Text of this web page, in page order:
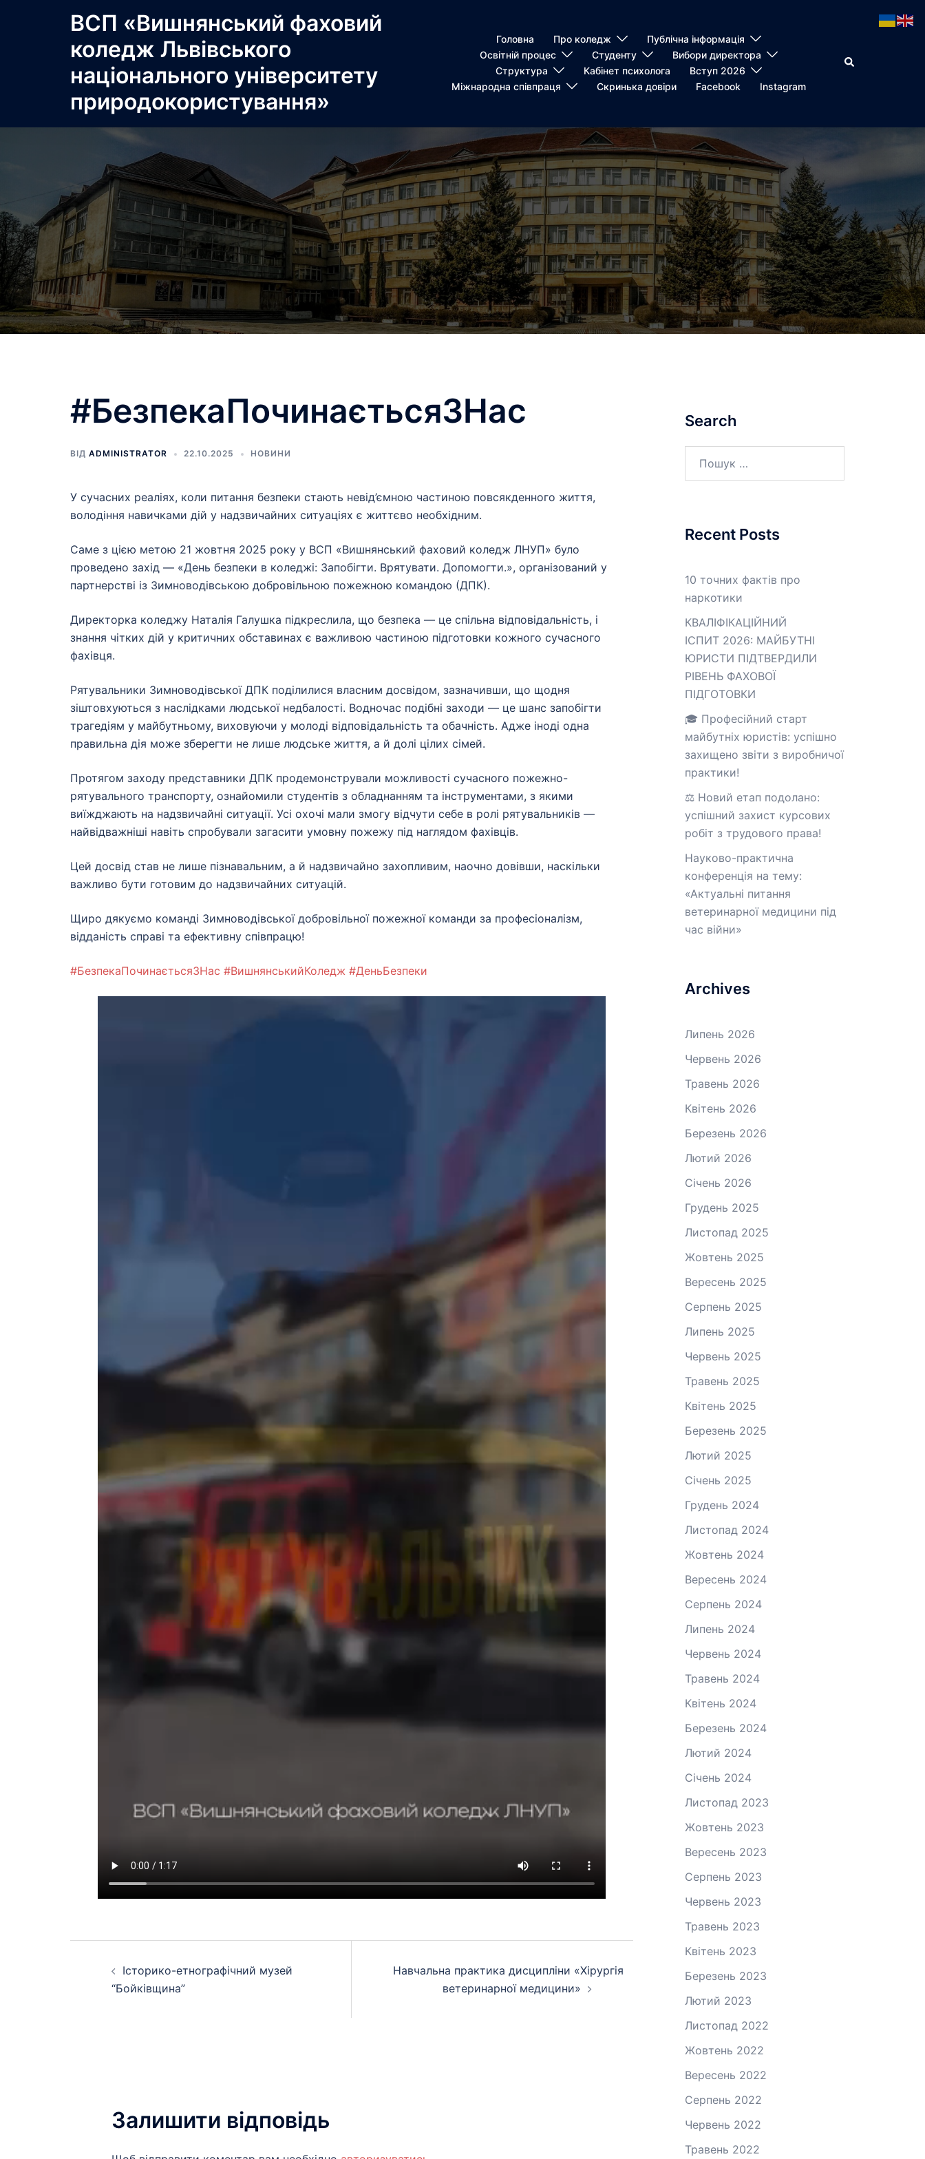
ВСП «Вишнянський фаховий
коледж Львівського
національного університету
природокористування»
Головна Про коледж
Публічна інформація
Освітній процес
Студенту
Вибори директора
Структура
Кабінет психолога
Вступ 2026
Міжнародна співпраця
Скринька довіри Facebook Instagram
Пошук
#БезпекаПочинаєтьсяЗНас
ВІД ADMINISTRATOR 22.10.2025 НОВИНИ
У сучасних реаліях, коли питання безпеки стають невід’ємною частиною повсякденного життя,
володіння навичками дій у надзвичайних ситуаціях є життєво необхідним.
Саме з цією метою 21 жовтня 2025 року у ВСП «Вишнянський фаховий коледж ЛНУП» було
проведено захід — «День безпеки в коледжі: Запобігти. Врятувати. Допомогти.», організований у
партнерстві із Зимноводівською добровільною пожежною командою (ДПК).
Директорка коледжу Наталія Галушка підкреслила, що безпека — це спільна відповідальність, і
знання чітких дій у критичних обставинах є важливою частиною підготовки кожного сучасного
фахівця.
Рятувальники Зимноводівської ДПК поділилися власним досвідом, зазначивши, що щодня
зіштовхуються з наслідками людської недбалості. Водночас подібні заходи — це шанс запобігти
трагедіям у майбутньому, виховуючи у молоді відповідальність та обачність. Адже іноді одна
правильна дія може зберегти не лише людське життя, а й долі цілих сімей.
Протягом заходу представники ДПК продемонстрували можливості сучасного пожежно-
рятувального транспорту, ознайомили студентів з обладнанням та інструментами, з якими
виїжджають на надзвичайні ситуації. Усі охочі мали змогу відчути себе в ролі рятувальників —
найвідважніші навіть спробували загасити умовну пожежу під наглядом фахівців.
Цей досвід став не лише пізнавальним, а й надзвичайно захопливим, наочно довівши, наскільки
важливо бути готовим до надзвичайних ситуацій.
Щиро дякуємо команді Зимноводівської добровільної пожежної команди за професіоналізм,
відданість справі та ефективну співпрацю!
#БезпекаПочинаєтьсяЗНас #ВишнянськийКоледж #ДеньБезпеки
Історико-етнографічний музей
“Бойківщина”
Навчальна практика дисципліни «Хірургія
ветеринарної медицини»
Залишити відповідь
Search
Recent Posts
10 точних фактів про
наркотики
КВАЛІФІКАЦІЙНИЙ
ІСПИТ 2026: МАЙБУТНІ
ЮРИСТИ ПІДТВЕРДИЛИ
РІВЕНЬ ФАХОВОЇ
ПІДГОТОВКИ
🎓 Професійний старт
майбутніх юристів: успішно
захищено звіти з виробничої
практики!
⚖️ Новий етап подолано:
успішний захист курсових
робіт з трудового права!
Науково-практична
конференція на тему:
«Актуальні питання
ветеринарної медицини під
час війни»
Archives
Липень 2026
Червень 2026
Травень 2026
Квітень 2026
Березень 2026
Лютий 2026
Січень 2026
Грудень 2025
Листопад 2025
Жовтень 2025
Вересень 2025
Серпень 2025
Липень 2025
Червень 2025
Травень 2025
Квітень 2025
Березень 2025
Лютий 2025
Січень 2025
Грудень 2024
Листопад 2024
Жовтень 2024
Вересень 2024
Серпень 2024
Липень 2024
Червень 2024
Травень 2024
Квітень 2024
Березень 2024
Лютий 2024
Січень 2024
Листопад 2023
Жовтень 2023
Вересень 2023
Серпень 2023
Червень 2023
Травень 2023
Квітень 2023
Березень 2023
Лютий 2023
Листопад 2022
Жовтень 2022
Вересень 2022
Серпень 2022
Червень 2022
Травень 2022